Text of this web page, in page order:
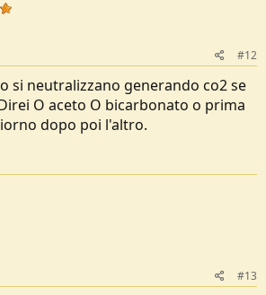
#12
si neutralizzano generando co2 se
O aceto O bicarbonato o prima
dopo poi l'altro.
#13